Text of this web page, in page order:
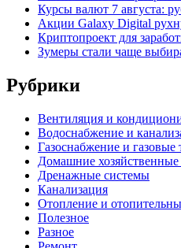
Курсы валют 7 августа:
Акции Galaxy Digital
Криптопроект для
Зумеры стали чаще
Рубрики
Вентиляция и
Водоснабжение и
Газоснабжение и газовые
Домашние
Дренажные системы
Канализация
Отопление и
Полезное
Разное